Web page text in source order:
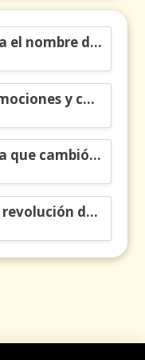
Carlos Manuel Vesga lleva el nombre de Colombia a los Emmy
Resiliencia migrante: 5 emociones y cómo gestionarlas
Tatiana Toro: colombiana que cambió la historia de las matemáticas
Ciencia colombiana en la revolución de los órganos en chips